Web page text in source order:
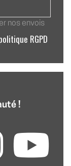
nos envois
RGPD
!